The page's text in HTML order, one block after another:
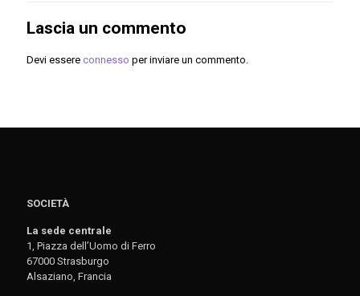
Lascia un commento
Devi essere connesso per inviare un commento.
SOCIETÀ
La sede centrale
1, Piazza dell’Uomo di Ferro
67000 Strasburgo
Alsaziano, Francia